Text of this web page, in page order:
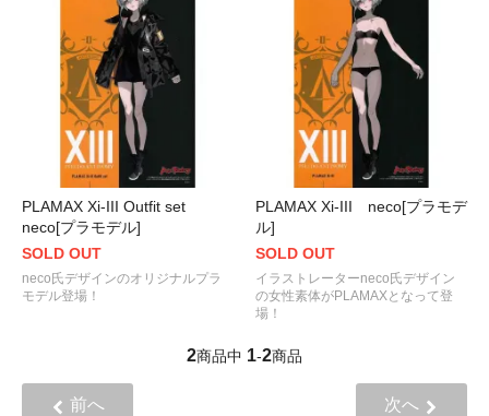
PLAMAX Xi-III Outfit set
neco[プラモデル]
SOLD OUT
neco氏デザインのオリジナルプラ
モデル登場！
PLAMAX Xi-III neco[プラモデ
ル]
SOLD OUT
イラストレーターneco氏デザイン
の女性素体がPLAMAXとなって登
場！
2商品中 1-2商品
前へ 次へ